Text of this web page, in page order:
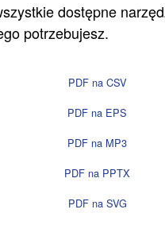
dostępne
potrzebujesz.
PDF na CSV
PDF na EPS
PDF na MP3
PDF na PPTX
PDF na SVG